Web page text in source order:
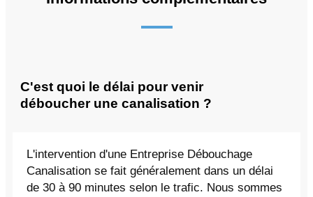
C'est quoi le délai pour venir
déboucher une canalisation ?
L'intervention d'une Entreprise Débouchage
Canalisation se fait généralement dans un délai
de 30 à 90 minutes selon le trafic. Nous sommes